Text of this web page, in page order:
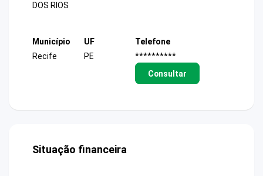
DOS RIOS
Município
Recife
UF
PE
Telefone
**********
Consultar
Situação financeira